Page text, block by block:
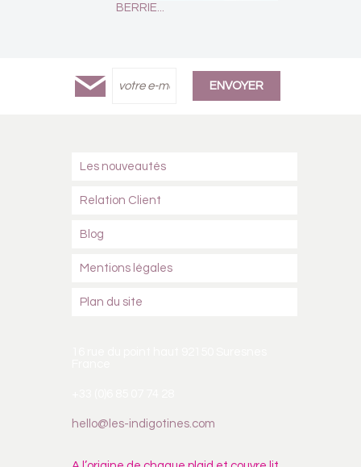
BERRIE...
Les nouveautés
Relation Client
Blog
Mentions légales
Plan du site
hello@les-indigotines.com